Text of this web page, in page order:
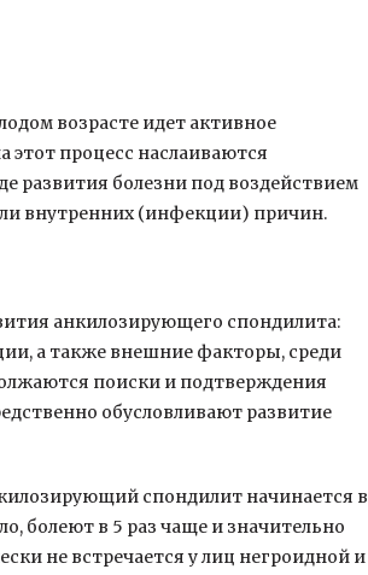
возрасте идет активное
процесс наслаиваются
развития болезни под воздействием
внутренних (инфекции) причин.
анкилозирующего спондилита:
а также внешние факторы, среди
поиски и подтверждения
обусловливают развитие
спондилит начинается в
болеют в 5 раз чаще и значительно
не встречается у лиц негроидной и